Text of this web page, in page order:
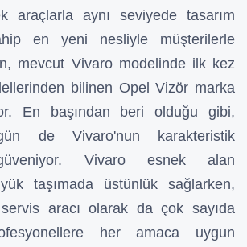
araçlarla aynı seviyede tasarım
en yeni nesliyle müşterilerle
mevcut Vivaro modelinde ilk kez
bilinen Opel Vizör marka
En başından beri olduğu gibi,
de Vivaro'nun karakteristik
Vivaro esnek alan
taşımada üstünlük sağlarken,
aracı olarak da çok sayıda
her amaca uygun